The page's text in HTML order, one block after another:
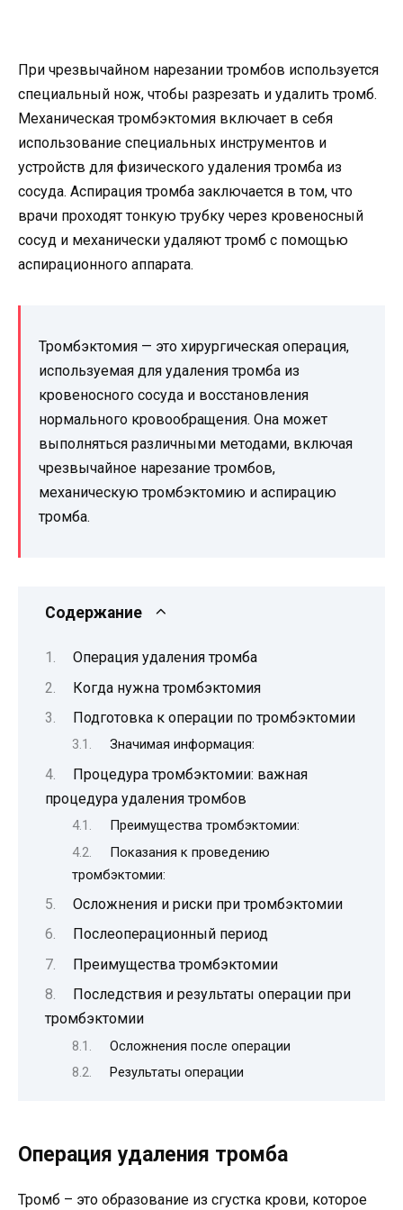
При чрезвычайном нарезании тромбов используется
специальный нож, чтобы разрезать и удалить тромб.
Механическая тромбэктомия включает в себя
использование специальных инструментов и
устройств для физического удаления тромба из
сосуда. Аспирация тромба заключается в том, что
врачи проходят тонкую трубку через кровеносный
сосуд и механически удаляют тромб с помощью
аспирационного аппарата.
Тромбэктомия — это хирургическая операция,
используемая для удаления тромба из
кровеносного сосуда и восстановления
нормального кровообращения. Она может
выполняться различными методами, включая
чрезвычайное нарезание тромбов,
механическую тромбэктомию и аспирацию
тромба.
Содержание
Операция удаления тромба
Когда нужна тромбэктомия
Подготовка к операции по тромбэктомии
Значимая информация:
Процедура тромбэктомии: важная
процедура удаления тромбов
Преимущества тромбэктомии:
Показания к проведению
тромбэктомии:
Осложнения и риски при тромбэктомии
Послеоперационный период
Преимущества тромбэктомии
Последствия и результаты операции при
тромбэктомии
Осложнения после операции
Результаты операции
Операция удаления тромба
Тромб – это образование из сгустка крови, которое